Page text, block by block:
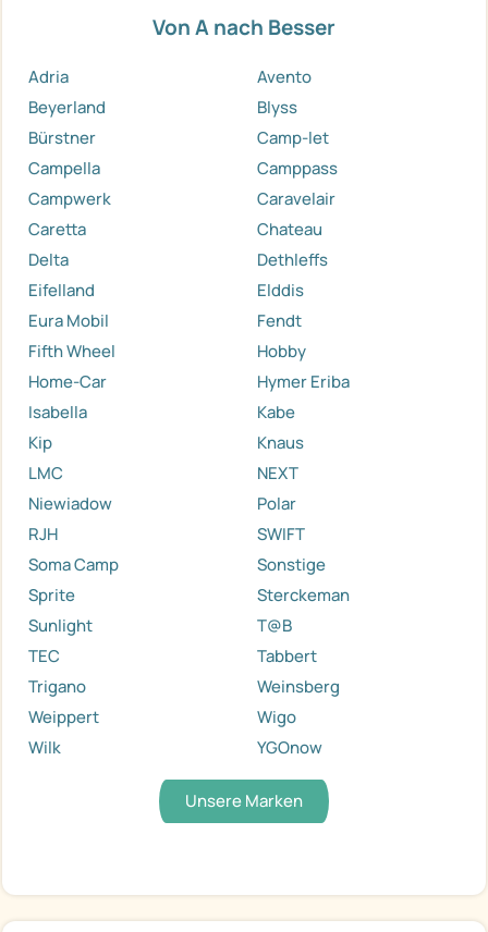
Von A nach Besser
Adria
Avento
Beyerland
Blyss
Bürstner
Camp-let
Campella
Camppass
Campwerk
Caravelair
Caretta
Chateau
Delta
Dethleffs
Eifelland
Elddis
Eura Mobil
Fendt
Fifth Wheel
Hobby
Home-Car
Hymer Eriba
Isabella
Kabe
Kip
Knaus
LMC
NEXT
Niewiadow
Polar
RJH
SWIFT
Soma Camp
Sonstige
Sprite
Sterckeman
Sunlight
T@B
TEC
Tabbert
Trigano
Weinsberg
Weippert
Wigo
Wilk
YGOnow
Unsere Marken